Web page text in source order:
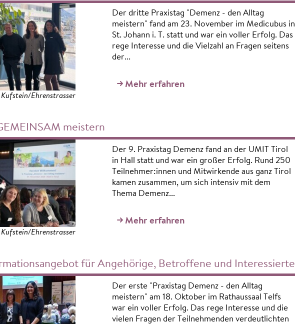
Ehrenstrasser
Der dritte Praxistag "Demenz - den Alltag
meistern" fand am 23. November im Medicubus in
St. Johann i. T. statt und war ein voller Erfolg. Das
rege Interesse und die Vielzahl an Fragen seitens
der...
Mehr erfahren
meistern
Ehrenstrasser
Der 9. Praxistag Demenz fand an der UMIT Tirol
in Hall statt und war ein großer Erfolg. Rund 250
Teilnehmer:innen und Mitwirkende aus ganz Tirol
kamen zusammen, um sich intensiv mit dem
Thema Demenz...
Mehr erfahren
für Angehörige, Betroffene und Interessierte
Der erste "Praxistag Demenz - den Alltag
meistern" am 18. Oktober im Rathaussaal Telfs
war ein voller Erfolg. Das rege Interesse und die
vielen Fragen der Teilnehmenden verdeutlichten